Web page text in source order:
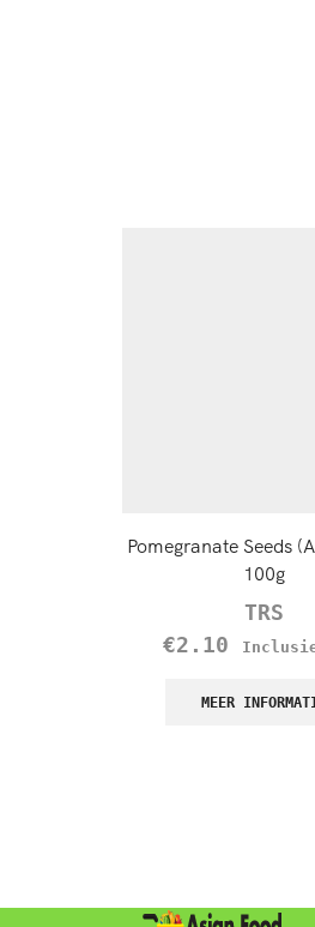
Pomegranate Seeds
100g
TRS
€2.10
MEER